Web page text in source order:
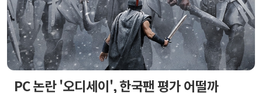
PC 논란 '오디세이', 한국팬 평가 어떨까